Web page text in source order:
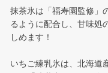
抹茶氷は「福寿園監修」
るように配合し、甘味処
しめます！
いちご練乳氷は、北海道